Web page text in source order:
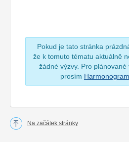
Pokud je tato stránka
že k tomuto tématu aktuálně
žádné výzvy. Pro plánované
prosím
Na začátek stránky